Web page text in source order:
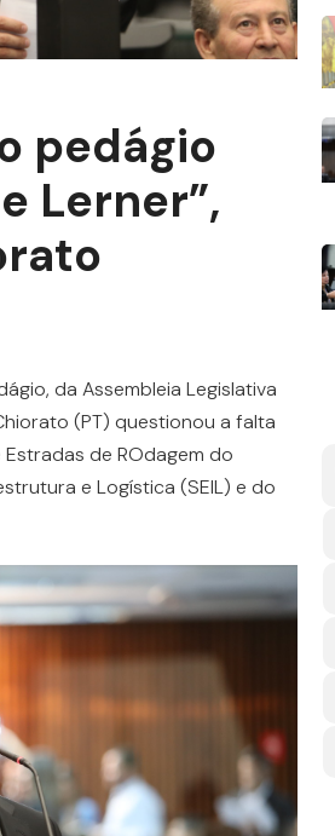
pedágio
Lerner”,
da Assembleia Legislativa
(PT) questionou a falta
de ROdagem do
e Logística (SEIL) e do